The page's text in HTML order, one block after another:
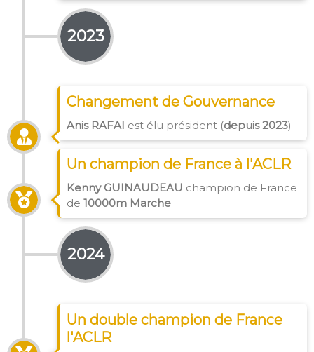
2023
Changement de Gouvernance
Anis RAFAI est élu président (depuis 2023)
Un champion de France à l'ACLR
Kenny GUINAUDEAU champion de France
de 10000m Marche
2024
Un double champion de France
l'ACLR